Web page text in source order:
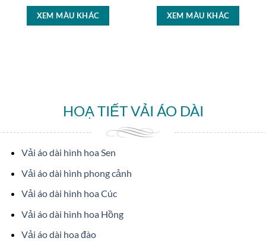
XEM MÀU KHÁC XEM MÀU KHÁC
HOẠ TIẾT VẢI ÁO DÀI
Vải áo dài hình hoa Sen
Vải áo dài hình phong cảnh
Vải áo dài hình hoa Cúc
Vải áo dài hình hoa Hồng
Vải áo dài hoa đào